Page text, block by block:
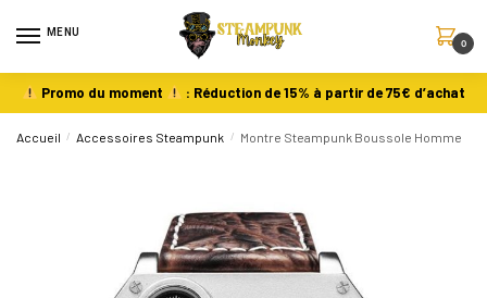
MENU
0
Promo du moment : Réduction de 15% à partir de 75€ d’achat
Accueil / Accessoires Steampunk / Montre Steampunk Boussole Homme